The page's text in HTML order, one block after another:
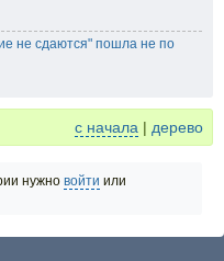
не сдаются" пошла не по
с начала | дерево
нужно войти или